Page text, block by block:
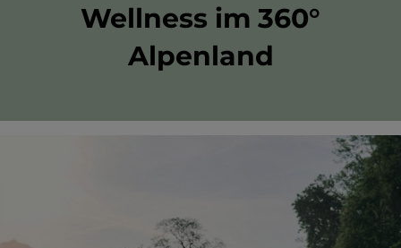
Wellness im 360°
Alpenland